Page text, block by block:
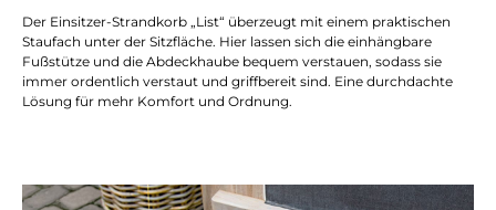
Der Einsitzer-Strandkorb „List“ überzeugt mit einem praktischen
Staufach unter der Sitzfläche. Hier lassen sich die einhängbare
Fußstütze und die Abdeckhaube bequem verstauen, sodass sie
immer ordentlich verstaut und griffbereit sind. Eine durchdachte
Lösung für mehr Komfort und Ordnung.